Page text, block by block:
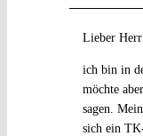
Lieber
ich bin in
möchte
sagen.
sich ein